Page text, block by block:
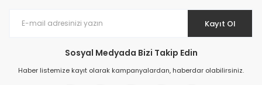
Kayıt Ol
Sosyal Medyada Bizi Takip Edin
Haber listemize kayıt olarak kampanyalardan, haberdar olabilirsiniz.